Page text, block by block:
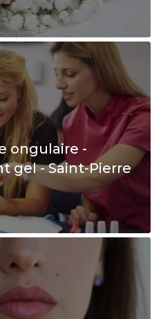
ongulaire -
gel - Saint-Pierre